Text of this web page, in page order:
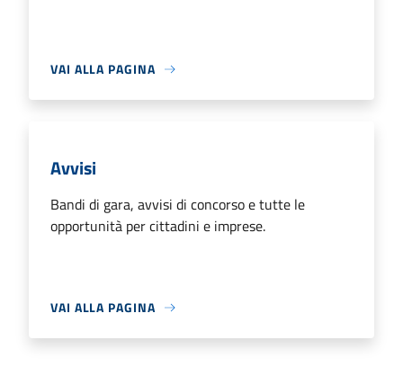
VAI ALLA PAGINA
Avvisi
Bandi di gara, avvisi di concorso e tutte le
opportunità per cittadini e imprese.
VAI ALLA PAGINA